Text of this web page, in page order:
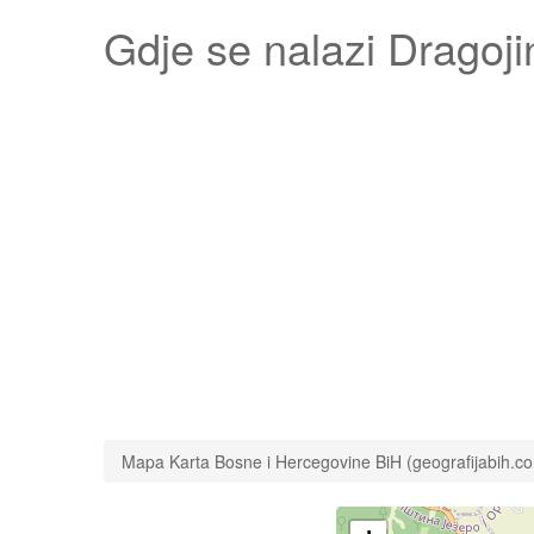
Gdje se nalazi
Mapa Karta Bosne i Hercegovine BiH